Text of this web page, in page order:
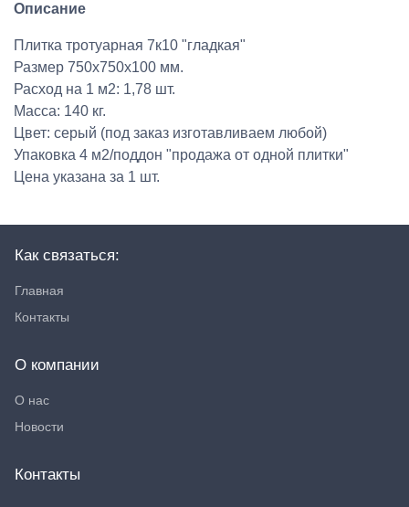
Описание
Плитка тротуарная 7к10 "гладкая"
Размер 750х750х100 мм.
Расход на 1 м2: 1,78 шт.
Масса: 140 кг.
Цвет: серый (под заказ изготавливаем любой)
Упаковка 4 м2/поддон "продажа от одной плитки"
Цена указана за 1 шт.
Как связаться:
Главная
Контакты
О компании
О нас
Новости
Контакты